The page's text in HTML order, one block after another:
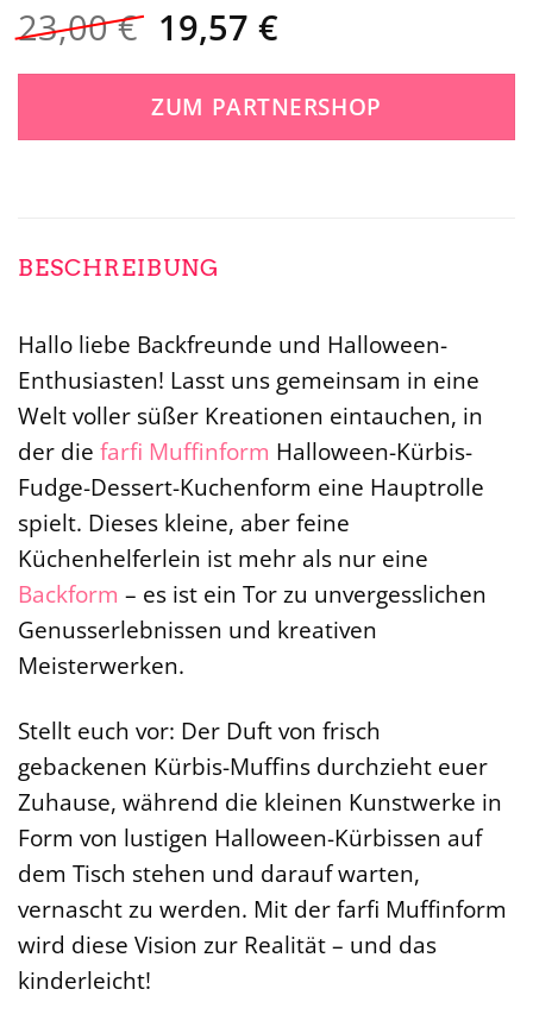
23,00€ Ursprünglicher
Preis
war:
23,00 €
19,57 €Aktueller
ist:
19,57 €.
ZUM PARTNERSHOP
BESCHREIBUNG
Hallo liebe Backfreunde und Halloween-
Enthusiasten! Lasst uns gemeinsam in eine
Welt voller süßer Kreationen eintauchen, in
der die farfi Muffinform Halloween-Kürbis-
Fudge-Dessert-Kuchenform eine Hauptrolle
spielt. Dieses kleine, aber feine
Küchenhelferlein ist mehr als nur eine
Backform – es ist ein Tor zu unvergesslichen
Genusserlebnissen und kreativen
Meisterwerken.
Stellt euch vor: Der Duft von frisch
gebackenen Kürbis-Muffins durchzieht euer
Zuhause, während die kleinen Kunstwerke in
Form von lustigen Halloween-Kürbissen auf
dem Tisch stehen und darauf warten,
vernascht zu werden. Mit der farfi Muffinform
wird diese Vision zur Realität – und das
kinderleicht!